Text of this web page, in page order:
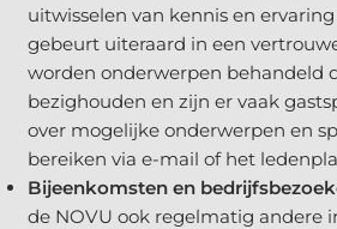
uitwisselen van kennis en
gebeurt uiteraard in een
worden onderwerpen behandeld
bezighouden en zijn er vaak
over mogelijke onderwerpen en
bereiken via e-mail of het
Bijeenkomsten en
de NOVU ook regelmatig andere